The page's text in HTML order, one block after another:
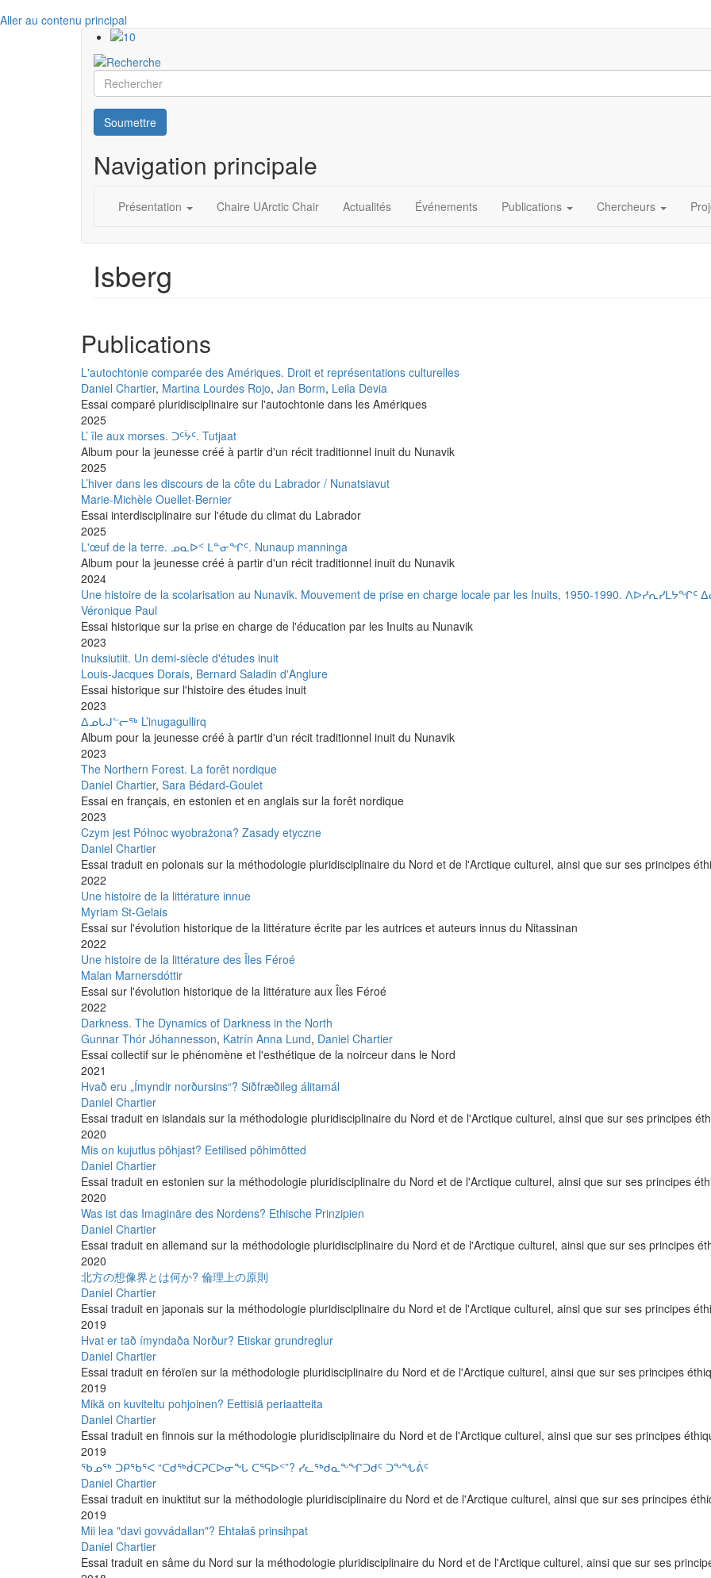
Aller au contenu principal
Rechercher
Soumettre
Navigation principale
Présentation Chaire UArctic Chair Actualités Événements Publications Chercheurs
Isberg
Publications
L'autochtonie comparée des Amériques. Droit et représentations culturelles
Daniel Chartier, Martina Lourdes Rojo, Jan Borm, Leila Devia
Essai comparé pluridisciplinaire sur l'autochtonie dans les Amériques
2025
L’ île aux morses. ᑐᑦᔮᑦ. Tutjaat
Album pour la jeunesse créé à partir d'un récit traditionnel inuit du Nunavik
2025
L’hiver dans les discours de la côte du Labrador / Nunatsiavut
Marie-Michèle Ouellet-Bernier
Essai interdisciplinaire sur l'étude du climat du Labrador
2025
L'œuf de la terre. ᓄᓇᐅᑉ ᒪᓐᓂᖏᑦ. Nunaup manninga
Album pour la jeunesse créé à partir d'un récit traditionnel inuit du Nunavik
2024
Une histoire de la scolarisation au Nunavik. Mouvement de prise en charge locale par les Inuits, 1950-1990.
Véronique Paul
Essai historique sur la prise en charge de l'éducation par les Inuits au Nunavik
2023
Inuksiutiit. Un demi-siècle d'études inuit
Louis-Jacques Dorais, Bernard Saladin d'Anglure
Essai historique sur l'histoire des études inuit
2023
ᐃᓄᒐᒍᓪᓕᖅ L’inugagullirq
Album pour la jeunesse créé à partir d'un récit traditionnel inuit du Nunavik
2023
The Northern Forest. La forêt nordique
Daniel Chartier, Sara Bédard-Goulet
Essai en français, en estonien et en anglais sur la forêt nordique
2023
Czym jest Północ wyobrażona? Zasady etyczne
Daniel Chartier
Essai traduit en polonais sur la méthodologie pluridisciplinaire du Nord et de l'Arctique culturel, ainsi que sur ses principes
2022
Une histoire de la littérature innue
Myriam St-Gelais
Essai sur l'évolution historique de la littérature écrite par les autrices et auteurs innus du Nitassinan
2022
Une histoire de la littérature des Îles Féroé
Malan Marnersdóttir
Essai sur l'évolution historique de la littérature aux Îles Féroé
2022
Darkness. The Dynamics of Darkness in the North
Gunnar Thór Jóhannesson, Katrín Anna Lund, Daniel Chartier
Essai collectif sur le phénomène et l'esthétique de la noirceur dans le Nord
2021
Hvað eru „Ímyndir norðursins“? Siðfræðileg álitamál
Daniel Chartier
Essai traduit en islandais sur la méthodologie pluridisciplinaire du Nord et de l'Arctique culturel, ainsi que sur ses principes
2020
Mis on kujutlus põhjast? Eetilised põhimõtted
Daniel Chartier
Essai traduit en estonien sur la méthodologie pluridisciplinaire du Nord et de l'Arctique culturel, ainsi que sur ses principes
2020
Was ist das Imaginäre des Nordens? Ethische Prinzipien
Daniel Chartier
Essai traduit en allemand sur la méthodologie pluridisciplinaire du Nord et de l'Arctique culturel, ainsi que sur ses principes
2020
北方の想像界とは何か? 倫理上の原則
Daniel Chartier
Essai traduit en japonais sur la méthodologie pluridisciplinaire du Nord et de l'Arctique culturel, ainsi que sur ses principes
2019
Hvat er tað ímyndaða Norður? Etiskar grundreglur
Daniel Chartier
Essai traduit en féroïen sur la méthodologie pluridisciplinaire du Nord et de l'Arctique culturel, ainsi que sur ses principes
2019
Mikä on kuviteltu pohjoinen? Eettisiä periaatteita
Daniel Chartier
Essai traduit en finnois sur la méthodologie pluridisciplinaire du Nord et de l'Arctique culturel, ainsi que sur ses principes
2019
ᖃᓄᖅ ᑐᑭᖃᕐᐸ “ᑕᑯᖅᑰᑕᕈᑕᐅᓂᖓ ᑕᕐᕋᐅᑉ”? ᓯᓚᖅᑯᓇᖕᖏᑐᑯᑦ ᑐᖕᖓᕖᑦ
Daniel Chartier
Essai traduit en inuktitut sur la méthodologie pluridisciplinaire du Nord et de l'Arctique culturel, ainsi que sur ses principes
2019
Mii lea "davi govvádallan"? Ehtalaš prinsihpat
Daniel Chartier
Essai traduit en sâme du Nord sur la méthodologie pluridisciplinaire du Nord et de l'Arctique culturel, ainsi que sur ses